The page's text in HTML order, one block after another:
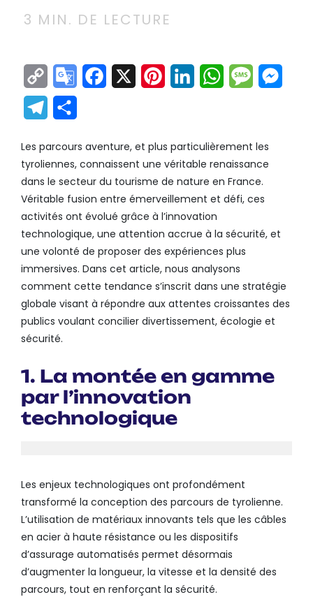
3 MIN. DE LECTURE
Copy
Link
GoogleFacebook
X Pinterest
LinkedInWhatsApp
Telegram
Les parcours aventure, et plus particulièrement les
tyroliennes, connaissent une véritable renaissance
dans le secteur du tourisme de nature en France.
Véritable fusion entre émerveillement et défi, ces
activités ont évolué grâce à l’innovation
technologique, une attention accrue à la sécurité, et
une volonté de proposer des expériences plus
immersives. Dans cet article, nous analysons
comment cette tendance s’inscrit dans une stratégie
globale visant à répondre aux attentes croissantes des
publics voulant concilier divertissement, écologie et
sécurité.
1. La montée en gamme
par l’innovation
technologique
Les enjeux technologiques ont profondément
transformé la conception des parcours de tyrolienne.
L’utilisation de matériaux innovants tels que les câbles
en acier à haute résistance ou les dispositifs
d’assurage automatisés permet désormais
d’augmenter la longueur, la vitesse et la densité des
parcours, tout en renforçant la sécurité.